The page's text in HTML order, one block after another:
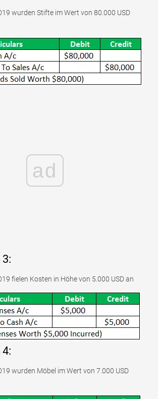
wurden Stifte im Wert von 80.000 USD
ad
fielen Kosten in Höhe von 5.000 USD an
wurden Möbel im Wert von 7.000 USD